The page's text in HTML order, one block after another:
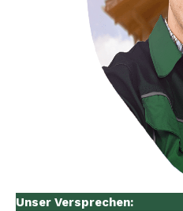
Unser Versprechen: